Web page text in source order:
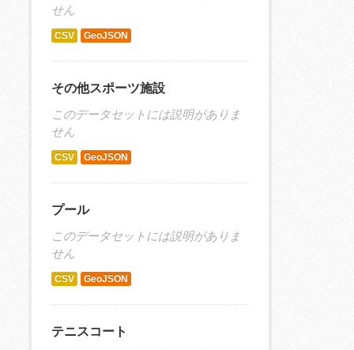
せん
CSV GeoJSON
その他スポーツ施設
このデータセットには説明がありま
せん
CSV GeoJSON
プール
このデータセットには説明がありま
せん
CSV GeoJSON
テニスコート